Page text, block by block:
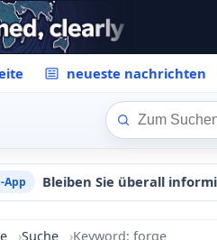
neueste nachrichten
App Bleiben Sie überall
Suche Keyword: forge